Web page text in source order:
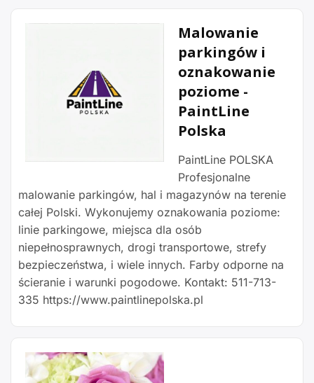
Malowanie
parkingów i
oznakowanie
poziome -
PaintLine
Polska
PaintLine POLSKA
Profesjonalne
malowanie parkingów, hal i magazynów na terenie
całej Polski. Wykonujemy oznakowania poziome:
linie parkingowe, miejsca dla osób
niepełnosprawnych, drogi transportowe, strefy
bezpieczeństwa, i wiele innych. Farby odporne na
ścieranie i warunki pogodowe. Kontakt: 511-713-
335 https://www.paintlinepolska.pl